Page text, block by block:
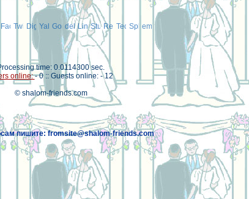
time: 0.0114300 sec.
online:- 0 :: Guests online: - 12
© shalom-friends.com
пишите: fromsite@shalom-friends.com